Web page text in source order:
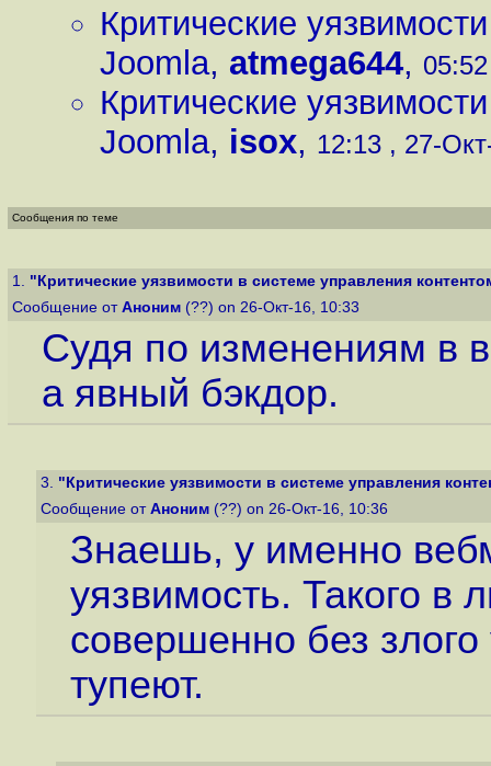
Критические
Joomla, atmega644,
Критические
Joomla, isox, 12:13 , 27-
Сообщения по теме
1. "Критические уязвимости в системе управления
Сообщение от Аноним (??) on 26-Окт-16, 10:33
Судя по изменениям в
а явный бэкдор.
3. "Критические уязвимости в системе управления
Сообщение от Аноним (??) on 26-Окт-16, 10:36
Знаешь, у именно
уязвимость. Такого
совершенно без
тупеют.